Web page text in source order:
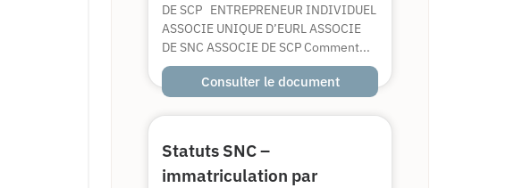
DE SCP ENTREPRENEUR INDIVIDUEL
ASSOCIE UNIQUE D’EURL ASSOCIE
DE SNC ASSOCIE DE SCP Comment...
Consulter le document
Statuts SNC –
immatriculation par